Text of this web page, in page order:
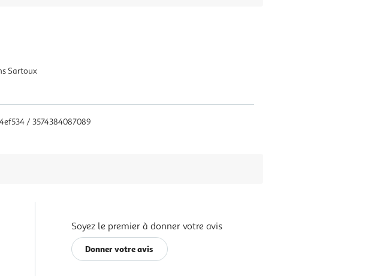
Sartoux
/ 3574384087089
Soyez le premier à donner votre avis
Donner votre avis